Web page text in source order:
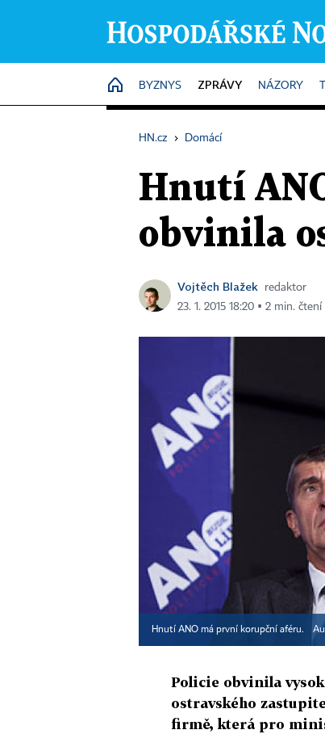
HOME
BYZNYS ZPRÁVY NÁZORY
HN.cz › Domácí
Hnutí
obvinila
Vojtěch Blažek
redaktor
23. 1. 2015 18:20 ▪ 2 min. čtení
Hnutí ANO má první korupční aféru.
Policie obvinila
ostravského
firmě, která pro